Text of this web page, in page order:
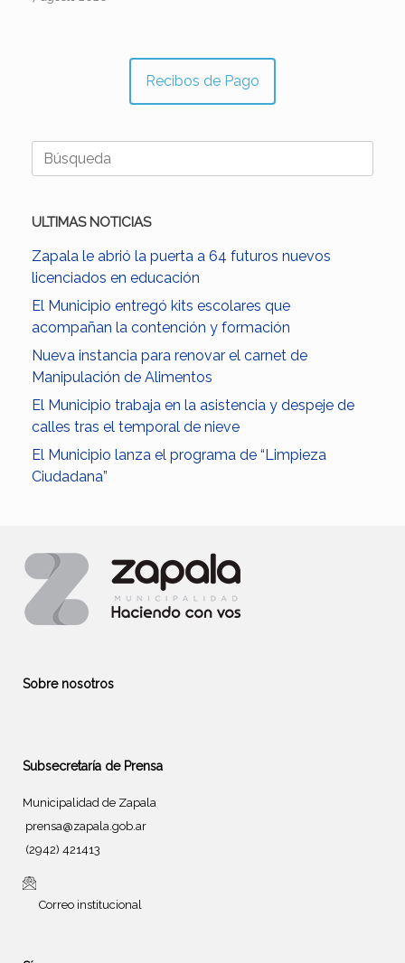
Recibos de Pago
Buscar:
ULTIMAS NOTICIAS
Zapala le abrió la puerta a 64 futuros nuevos
licenciados en educación
El Municipio entregó kits escolares que
acompañan la contención y formación
Nueva instancia para renovar el carnet de
Manipulación de Alimentos
El Municipio trabaja en la asistencia y despeje de
calles tras el temporal de nieve
El Municipio lanza el programa de “Limpieza
Ciudadana”
Sobre nosotros
Subsecretaría de Prensa
Municipalidad de Zapala
prensa@zapala.gob.ar
(2942) 421413
Correo institucional